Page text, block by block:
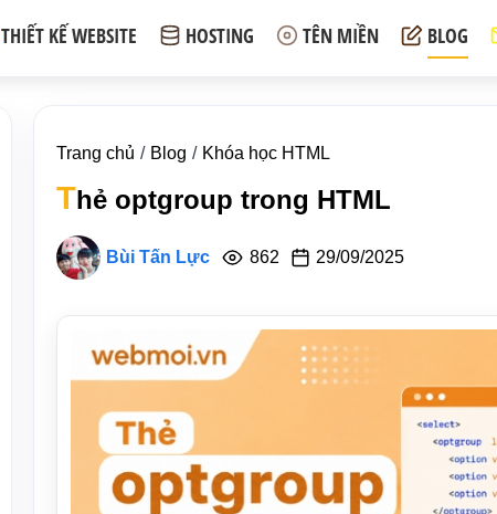
THIẾT KẾ WEBSITE HOSTING TÊN MIỀN BLOG
Trang chủ Blog Khóa học HTML
Thẻ optgroup trong HTML
Bùi Tấn Lực 862 29/09/2025